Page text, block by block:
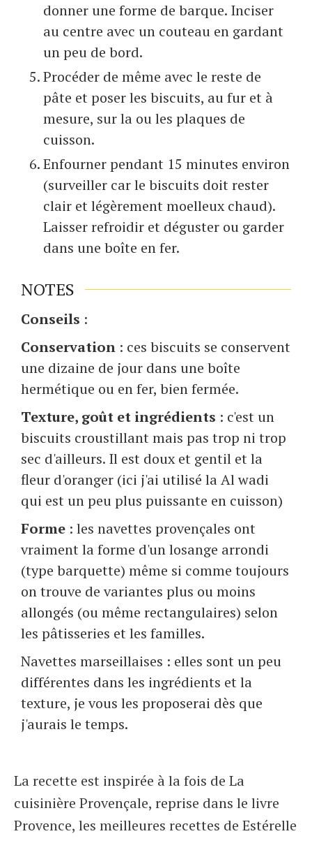
donner une forme de barque. Inciser
au centre avec un couteau en gardant
un peu de bord.
Procéder de même avec le reste de
pâte et poser les biscuits, au fur et à
mesure, sur la ou les plaques de
cuisson.
Enfourner pendant 15 minutes environ
(surveiller car le biscuits doit rester
clair et légèrement moelleux chaud).
Laisser refroidir et déguster ou garder
dans une boîte en fer.
NOTES
Conseils :
Conservation : ces biscuits se conservent
une dizaine de jour dans une boîte
hermétique ou en fer, bien fermée.
Texture, goût et ingrédients : c'est un
biscuits croustillant mais pas trop ni trop
sec d'ailleurs. Il est doux et gentil et la
fleur d'oranger (ici j'ai utilisé la Al wadi
qui est un peu plus puissante en cuisson)
Forme : les navettes provençales ont
vraiment la forme d'un losange arrondi
(type barquette) même si comme toujours
on trouve de variantes plus ou moins
allongés (ou même rectangulaires) selon
les pâtisseries et les familles.
Navettes marseillaises : elles sont un peu
différentes dans les ingrédients et la
texture, je vous les proposerai dès que
j'aurais le temps.
La recette est inspirée à la fois de La
cuisinière Provençale, reprise dans le livre
Provence, les meilleures recettes de Estérelle